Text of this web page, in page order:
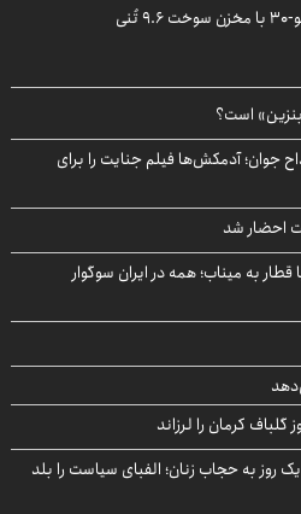
است؟
جوان؛ آدمکش‌ها فیلم جنایت را برای
احضار شد
به میناب؛ همه در ایران سوگوار
روز به حجاب زنان؛ الفبای سیاست را بلد